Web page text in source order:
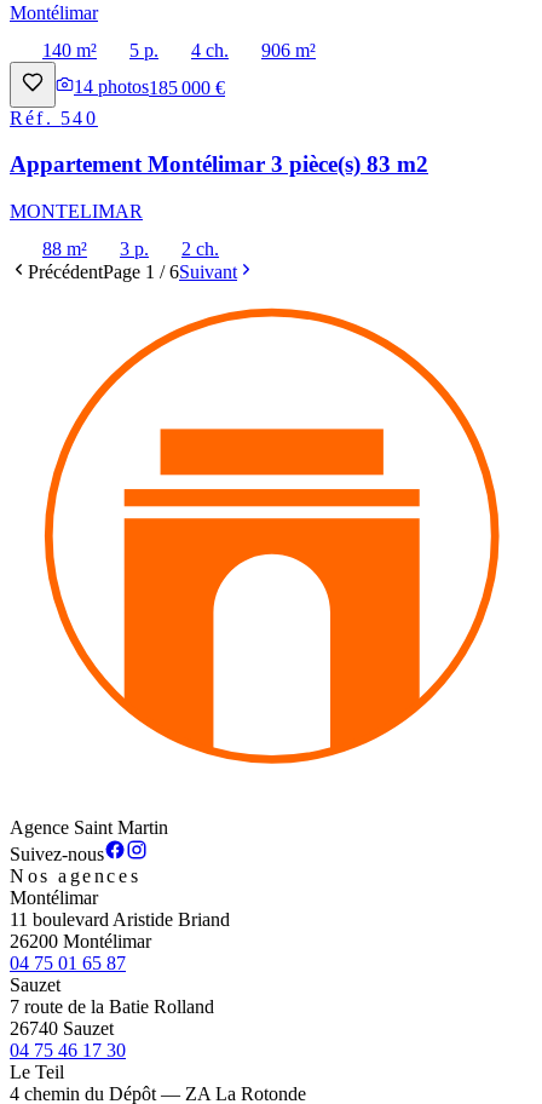
Montélimar
140 m²
5 p. 4 ch.
906 m²
14 photos185 000 €
Réf. 540
Appartement Montélimar 3 pièce(s) 83 m2
MONTELIMAR
88 m²
3 p.
2 ch.
PrécédentPage 1 /6Suivant
Agence Saint Martin
Suivez-nous
Nos agences
Montélimar
11 boulevard Aristide Briand
26200 Montélimar
04 75 01 65 87
Sauzet
7 route de la Batie Rolland
26740 Sauzet
04 75 46 17 30
Le Teil
4 chemin du Dépôt — ZA La Rotonde